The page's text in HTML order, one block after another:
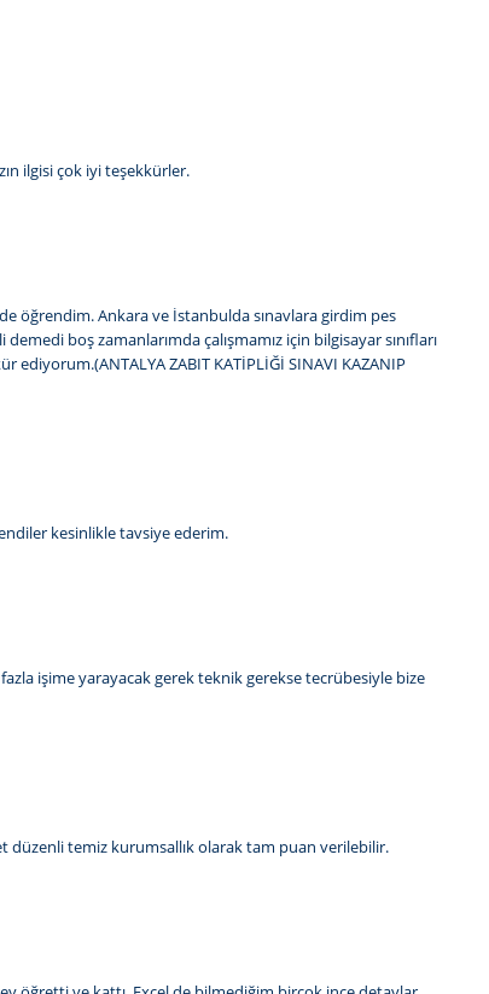
ilgisi çok iyi teşekkürler.
öğrendim. Ankara ve İstanbulda sınavlara girdim pes
boş zamanlarımda çalışmamız için bilgisayar sınıfları
ZABIT KATİPLİĞİ SINAVI KAZANIP
kesinlikle tavsiye ederim.
işime yarayacak gerek teknik gerekse tecrübesiyle bize
düzenli temiz kurumsallık olarak tam puan verilebilir.